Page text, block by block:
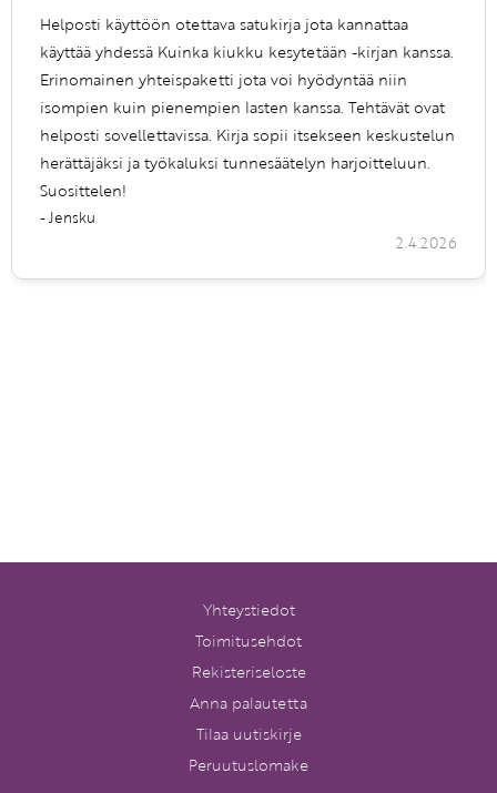
Helposti käyttöön otettava satukirja jota kannattaa
käyttää yhdessä Kuinka kiukku kesytetään -kirjan kanssa.
Erinomainen yhteispaketti jota voi hyödyntää niin
isompien kuin pienempien lasten kanssa. Tehtävät ovat
helposti sovellettavissa. Kirja sopii itsekseen keskustelun
herättäjäksi ja työkaluksi tunnesäätelyn harjoitteluun.
Suosittelen!
- Jensku
2.4.2026
Yhteystiedot
Toimitusehdot
Rekisteriseloste
Anna palautetta
Tilaa uutiskirje
Peruutuslomake